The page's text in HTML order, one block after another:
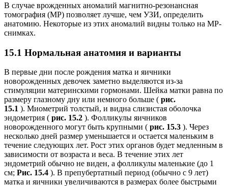
В случае врожденных аномалий магнитно-резонансная
томография (МР) позволяет лучше, чем УЗИ, определить
анатомию. Некоторые из этих аномалий видны только на МР-
снимках.
15.1 Нормальная анатомия и варианты
В первые дни после рождения матка и яичники
новорожденных девочек заметно выделяются из-за
стимуляции материнскими гормонами. Шейка матки равна по
размеру глазному дну или немного больше ( рис.
15.1 ). Миометрий толстый, и видна слизистая оболочка
эндометрия ( рис. 15.2 ). Фолликулы яичников
новорожденного могут быть крупными ( рис. 15.3 ). Через
несколько дней размер уменьшается и остается маленьким в
течение следующих лет. Рост этих органов будет медленным в
зависимости от возраста и веса. В течение этих лет
эндометрий обычно не виден, а фолликулы маленькие (до 1
см; Рис. 15.4 ). В препубертатный период (обычно с 9 лет)
матка и яичники увеличиваются в размерах более быстрыми